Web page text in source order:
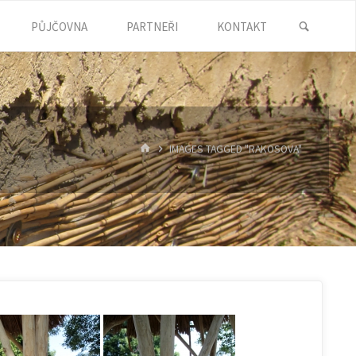
PŮJČOVNA PARTNEŘI KONTAKT
HOMEIMAGES TAGGED "RAKOSOVA"